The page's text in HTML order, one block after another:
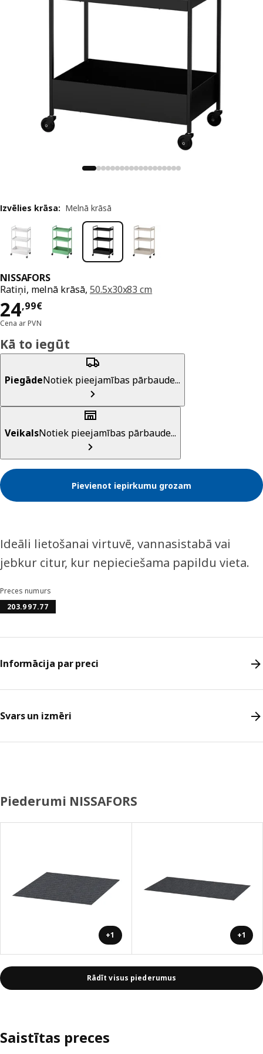
NISSAFORS
Ratiņi, melnā krāsā, 50.5x30x83 cm
24,99€
Cena 24,99€
Cena ar PVN
Izvēlies krāsa: Melnā krāsā
Kā to iegūt
PiegādeNotiek pieejamības pārbaude...
VeikalsNotiek pieejamības pārbaude...
Pievienot iepirkumu grozam
Ideāli lietošanai virtuvē, vannasistabā vai
jebkur citur, kur nepieciešama papildu vieta.
Preces numurs
203.997.77
Informācija par preci
Svars un izmēri
Piederumi NISSAFORS
+1 +1
Rādīt visus piederumus
Saistītas preces